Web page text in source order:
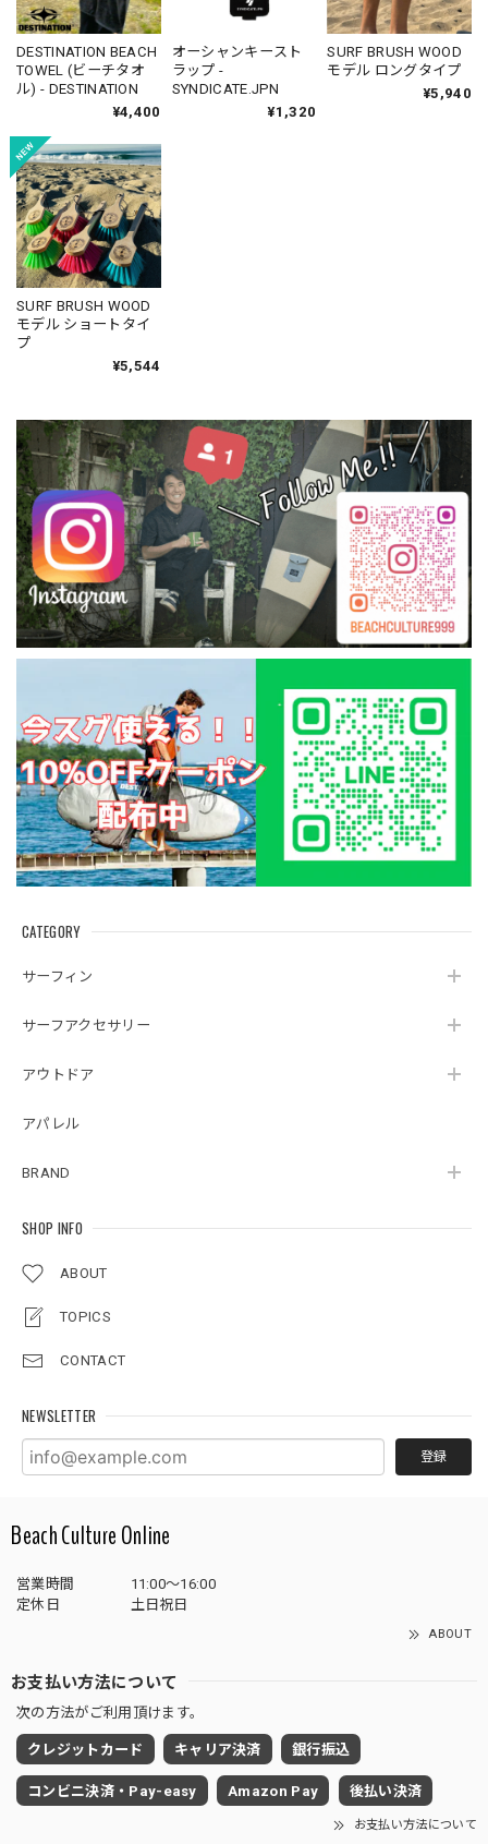
CATEGORY
サーフィン
サーフアクセサリー
アウトドア
アパレル
BRAND
SHOP INFO
ABOUT
TOPICS
CONTACT
NEWSLETTER
登録
DESTINATION BEACH
TOWEL (ビーチタオ
ル) - DESTINATION
¥4,400
オーシャンキースト
ラップ -
SYNDICATE.JPN
¥1,320
SURF BRUSH WOOD
モデル ロングタイプ
¥5,940
SURF BRUSH WOOD
モデル ショートタイ
プ
¥5,544
Beach Culture Online
営業時間
11:00～16:00
定休日
土日祝日
ABOUT
お支払い方法について
次の方法がご利用頂けます。
クレジットカード キャリア決済 銀行振込
コンビニ決済・Pay-easy Amazon Pay 後払い決済
お支払い方法について